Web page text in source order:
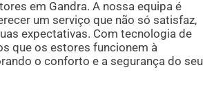
em Gandra. A nossa equipa é
um serviço que não só satisfaz,
expectativas. Com tecnologia de
que os estores funcionem à
o conforto e a segurança do seu